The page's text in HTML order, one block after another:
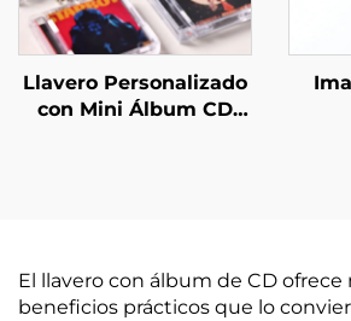
Llavero Personalizado
con Mini Álbum CD
El llavero con álbum de CD
beneficios prácticos que lo